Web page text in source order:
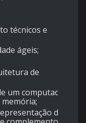
técnicos e
ágeis;
de
um computador:
de